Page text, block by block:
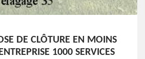
DE CLÔTURE EN MOINS
1000 SERVICES